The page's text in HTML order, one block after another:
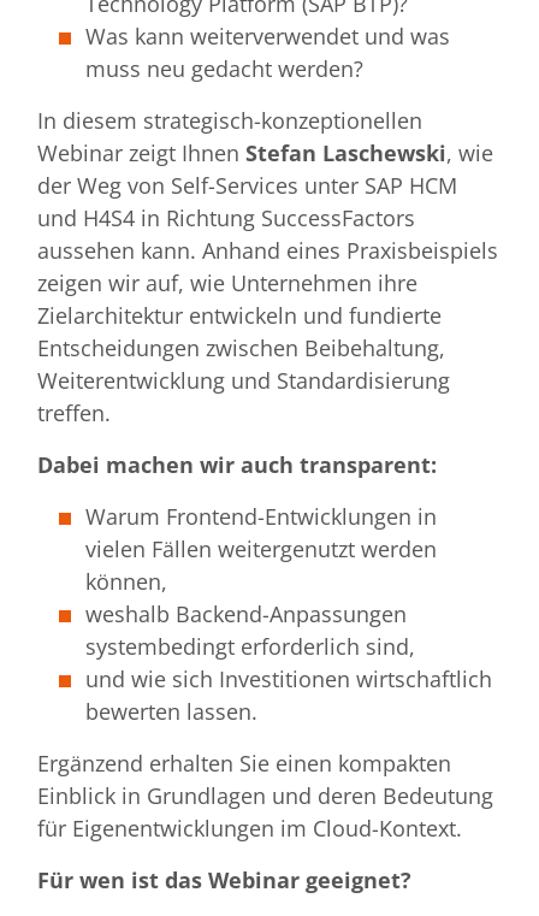
Was kann weiterverwendet und was
muss neu gedacht werden?
In diesem strategisch-konzeptionellen
Webinar zeigt Ihnen Stefan Laschewski, wie
der Weg von Self-Services unter SAP HCM
und H4S4 in Richtung SuccessFactors
aussehen kann. Anhand eines Praxisbeispiels
zeigen wir auf, wie Unternehmen ihre
Zielarchitektur entwickeln und fundierte
Entscheidungen zwischen Beibehaltung,
Weiterentwicklung und Standardisierung
treffen.
Dabei machen wir auch transparent:
Warum Frontend-Entwicklungen in
vielen Fällen weitergenutzt werden
können,
weshalb Backend-Anpassungen
systembedingt erforderlich sind,
und wie sich Investitionen wirtschaftlich
bewerten lassen.
Ergänzend erhalten Sie einen kompakten
Einblick in Grundlagen und deren Bedeutung
für Eigenentwicklungen im Cloud-Kontext.
Für wen ist das Webinar geeignet?